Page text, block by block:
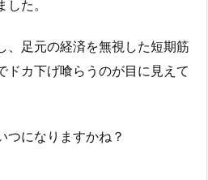
た。
、足元の経済を無視した短期筋
ドカ下げ喰らうのが目に見えて
つになりますかね？